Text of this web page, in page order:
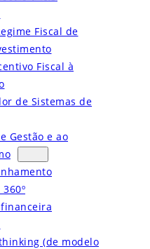
Fiscal de
Fiscal à
de Sistemas de
Gestão e ao
(de modelo